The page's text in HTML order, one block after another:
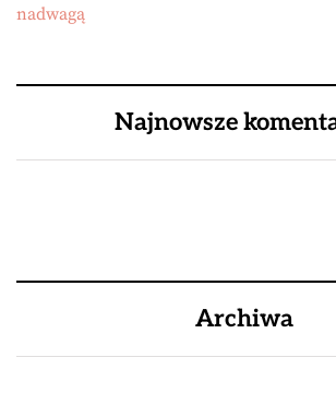
nadwagą
Najnowsze
Archiwa